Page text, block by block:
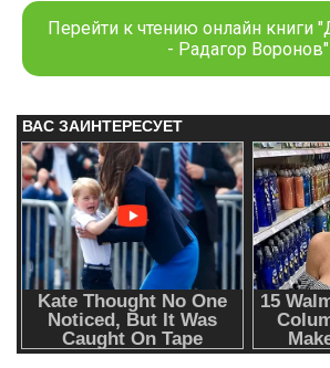
Перейти к чтению онлайн книги
- Радагор Воронов"